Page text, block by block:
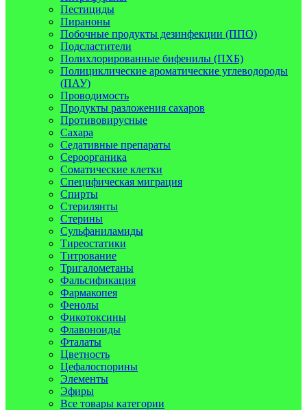
Пестициды
Пираноны
Побочные продукты дезинфекции (ППО)
Подсластители
Полихлорированные бифенилы (ПХБ)
Полициклические ароматические углеводороды
(ПАУ)
Проводимость
Продукты разложения сахаров
Противовирусные
Сахара
Седативные препараты
Сероорганика
Соматические клетки
Специфическая миграция
Спирты
Стерилянты
Стерины
Сульфаниламиды
Тиреостатики
Титрование
Тригалометаны
Фальсификация
Фармакопея
Фенолы
Фикотоксины
Флавоноиды
Фталаты
Цветность
Цефалоспорины
Элементы
Эфиры
Все товары категории